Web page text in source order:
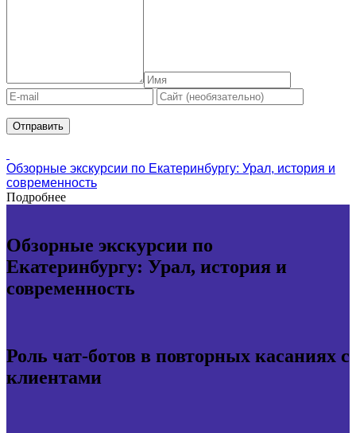
Обзорные экскурсии по Екатеринбургу: Урал, история и
современность
Подробнее
Обзорные экскурсии по
Екатеринбургу: Урал, история и
современность
Роль чат-ботов в повторных касаниях с
клиентами